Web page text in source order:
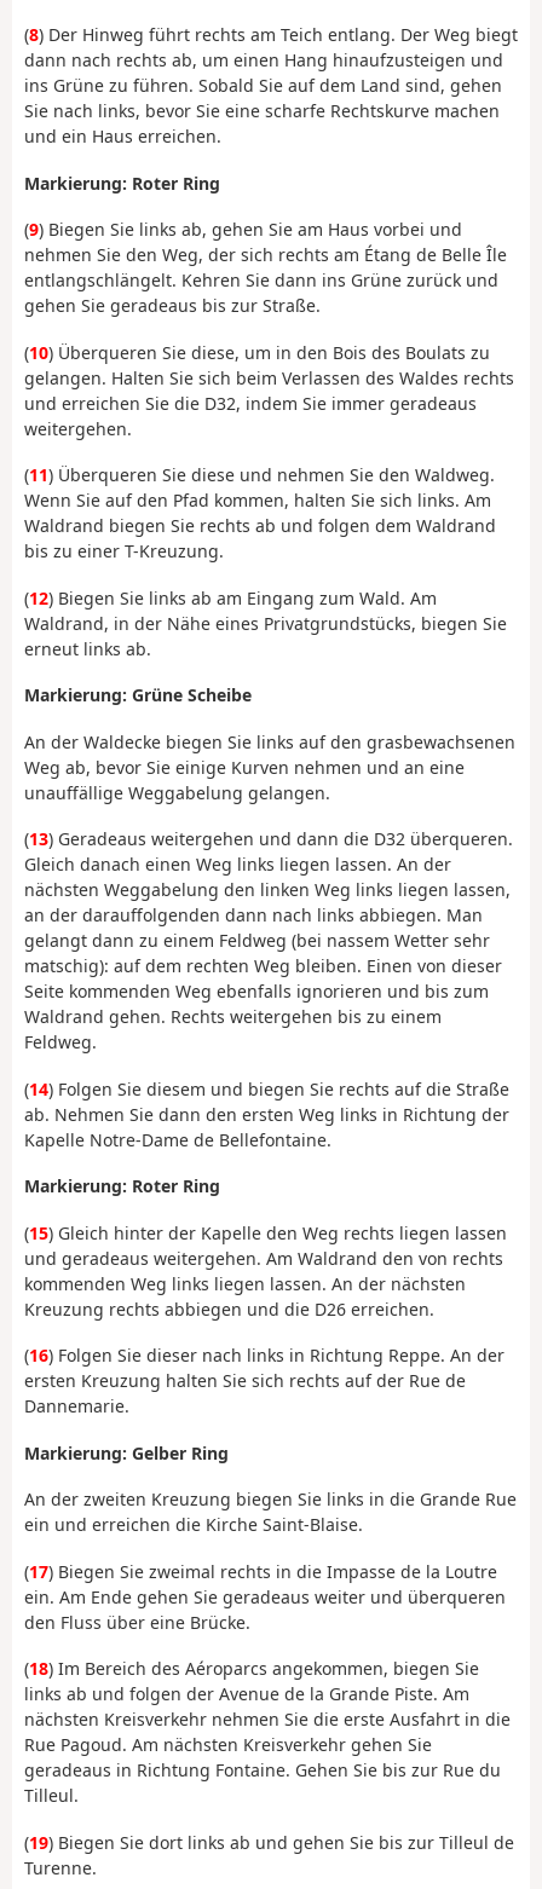
(8) Der Hinweg führt rechts am Teich entlang. Der Weg biegt
dann nach rechts ab, um einen Hang hinaufzusteigen und
ins Grüne zu führen. Sobald Sie auf dem Land sind, gehen
Sie nach links, bevor Sie eine scharfe Rechtskurve machen
und ein Haus erreichen.
Markierung: Roter Ring
(9) Biegen Sie links ab, gehen Sie am Haus vorbei und
nehmen Sie den Weg, der sich rechts am Étang de Belle Île
entlangschlängelt. Kehren Sie dann ins Grüne zurück und
gehen Sie geradeaus bis zur Straße.
(10) Überqueren Sie diese, um in den Bois des Boulats zu
gelangen. Halten Sie sich beim Verlassen des Waldes rechts
und erreichen Sie die D32, indem Sie immer geradeaus
weitergehen.
(11) Überqueren Sie diese und nehmen Sie den Waldweg.
Wenn Sie auf den Pfad kommen, halten Sie sich links. Am
Waldrand biegen Sie rechts ab und folgen dem Waldrand
bis zu einer T-Kreuzung.
(12) Biegen Sie links ab am Eingang zum Wald. Am
Waldrand, in der Nähe eines Privatgrundstücks, biegen Sie
erneut links ab.
Markierung: Grüne Scheibe
An der Waldecke biegen Sie links auf den grasbewachsenen
Weg ab, bevor Sie einige Kurven nehmen und an eine
unauffällige Weggabelung gelangen.
(13) Geradeaus weitergehen und dann die D32 überqueren.
Gleich danach einen Weg links liegen lassen. An der
nächsten Weggabelung den linken Weg links liegen lassen,
an der darauffolgenden dann nach links abbiegen. Man
gelangt dann zu einem Feldweg (bei nassem Wetter sehr
matschig): auf dem rechten Weg bleiben. Einen von dieser
Seite kommenden Weg ebenfalls ignorieren und bis zum
Waldrand gehen. Rechts weitergehen bis zu einem
Feldweg.
(14) Folgen Sie diesem und biegen Sie rechts auf die Straße
ab. Nehmen Sie dann den ersten Weg links in Richtung der
Kapelle Notre-Dame de Bellefontaine.
Markierung: Roter Ring
(15) Gleich hinter der Kapelle den Weg rechts liegen lassen
und geradeaus weitergehen. Am Waldrand den von rechts
kommenden Weg links liegen lassen. An der nächsten
Kreuzung rechts abbiegen und die D26 erreichen.
(16) Folgen Sie dieser nach links in Richtung Reppe. An der
ersten Kreuzung halten Sie sich rechts auf der Rue de
Dannemarie.
Markierung: Gelber Ring
An der zweiten Kreuzung biegen Sie links in die Grande Rue
ein und erreichen die Kirche Saint-Blaise.
(17) Biegen Sie zweimal rechts in die Impasse de la Loutre
ein. Am Ende gehen Sie geradeaus weiter und überqueren
den Fluss über eine Brücke.
(18) Im Bereich des Aéroparcs angekommen, biegen Sie
links ab und folgen der Avenue de la Grande Piste. Am
nächsten Kreisverkehr nehmen Sie die erste Ausfahrt in die
Rue Pagoud. Am nächsten Kreisverkehr gehen Sie
geradeaus in Richtung Fontaine. Gehen Sie bis zur Rue du
Tilleul.
(19) Biegen Sie dort links ab und gehen Sie bis zur Tilleul de
Turenne.